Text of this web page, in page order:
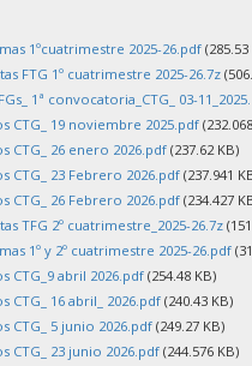
1ºcuatrimestre 2025-26.pdf (285.53
FTG 1º cuatrimestre 2025-26.7z
1ª convocatoria_CTG_ 03-
CTG_ 19 noviembre 2025.pdf
CTG_ 26 enero 2026.pdf (237.62 KB)
CTG_ 23 Febrero 2026.pdf (237.941
CTG_ 26 Febrero 2026.pdf (234.427
TFG 2º cuatrimestre_2025-26.7z
1º y 2º cuatrimestre 2025-26.pdf
CTG_9 abril 2026.pdf(254.48 KB)
CTG_ 16 abril_ 2026.pdf (240.43 KB)
CTG_ 5 junio 2026.pdf (249.27 KB)
CTG_ 23 junio 2026.pdf (244.576 KB)